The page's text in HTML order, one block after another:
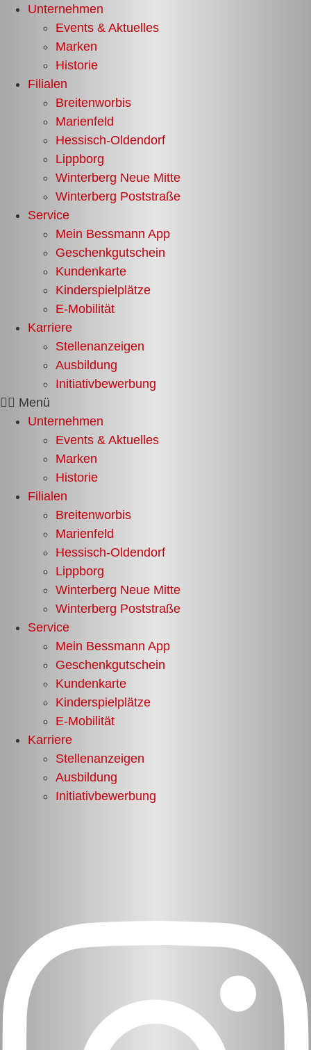
Zum
springen
Unternehmen
Events & Aktuelles
Marken
Historie
Filialen
Breitenworbis
Marienfeld
Hessisch-Oldendorf
Lippborg
Winterberg Neue Mitte
Winterberg Poststraße
Service
Mein Bessmann App
Geschenkgutschein
Kundenkarte
Kinderspielplätze
E-Mobilität
Karriere
Stellenanzeigen
Ausbildung
Initiativbewerbung
Menü
Unternehmen
Events & Aktuelles
Marken
Historie
Filialen
Breitenworbis
Marienfeld
Hessisch-Oldendorf
Lippborg
Winterberg Neue Mitte
Winterberg Poststraße
Service
Mein Bessmann App
Geschenkgutschein
Kundenkarte
Kinderspielplätze
E-Mobilität
Karriere
Stellenanzeigen
Ausbildung
Initiativbewerbung